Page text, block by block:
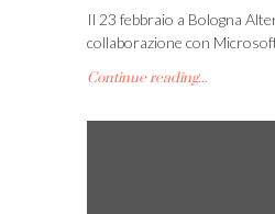
Il 23 febbraio a Bologna
collaborazione con
Continue reading...